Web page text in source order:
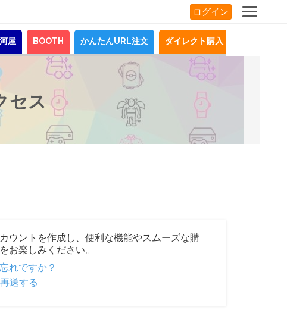
ログイン
屋 BOOTH かんたんURL注文 ダイレクト購入
セス
ウントを作成し、便利な機能やスムーズな購
お楽しみください。
れですか？
送する